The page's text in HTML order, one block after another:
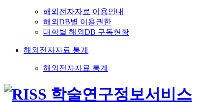
해외전자자료 이용안내
해외DB별 이용권한
대학별 해외DB 구독현황
해외전자자료 통계
해외전자자료 통계